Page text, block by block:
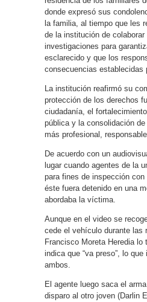
donde expresó sus
la familia, al tiempo que les
de la institución de colaborar
investigaciones para
esclarecido y que los
consecuencias establecidas
La institución reafirmó su
protección de los derechos
ciudadanía, el
pública y la consolidación
más profesional,
De acuerdo con un
lugar cuando agentes de la
para fines de inspección
éste fuera detenido en una
abordaba la víctima.
Aunque en el video se
cede el vehículo durante las
Francisco Moreta Heredia
indica que “va preso”, lo
ambos.
El agente luego saca el
disparo al otro joven (Darlin